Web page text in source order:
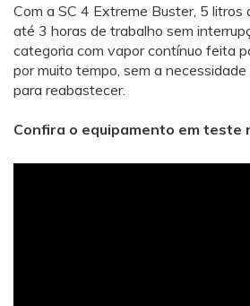
Com a SC 4 Extreme Buster, 5 litros
até 3 horas de trabalho sem
categoria com vapor contínuo feita
por muito tempo, sem a
para reabastecer.
Confira o equipamento em teste